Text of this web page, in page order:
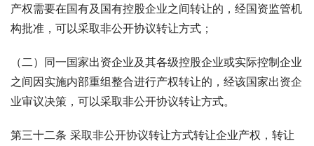
产权需要在国有及国有控股企业之间转让的，经国资监管机
构批准，可以采取非公开协议转让方式；
（二）同一国家出资企业及其各级控股企业或实际控制企业
之间因实施内部重组整合进行产权转让的，经该国家出资企
业审议决策，可以采取非公开协议转让方式。
第三十二条 采取非公开协议转让方式转让企业产权，转让